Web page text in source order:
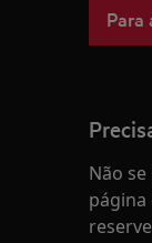
Para
Não
página